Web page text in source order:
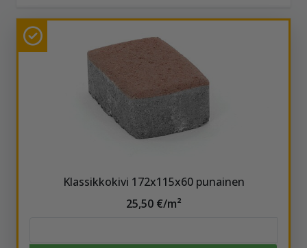
Klassikkokivi 172x115x60 punainen
25,50 €/m²